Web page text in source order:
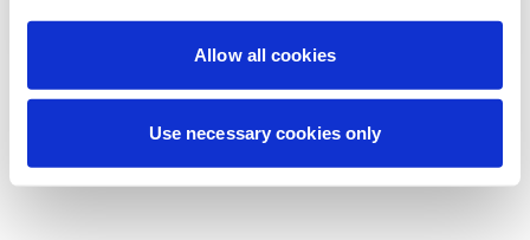
Allow all cookies
Use necessary cookies only